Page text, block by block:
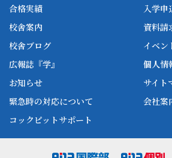
ena-base
新開校
合格実績
校舎案内
校舎ブログ
広報誌『学』
お知らせ
緊急時の対応について
コックピットサポート
入学申
資料請
イベン
個人情
サイト
会社案